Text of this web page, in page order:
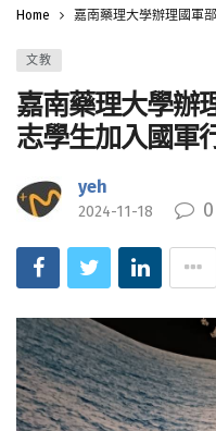
Home 嘉南藥理大學辦理國軍
文教
嘉南藥理大學辦
志學生加入國軍
yeh
2024-11-18 0